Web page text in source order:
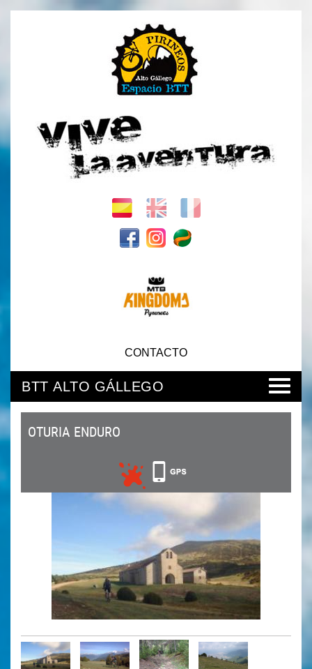
CONTACTO
BTT ALTO GÁLLEGO
OTURIA ENDURO